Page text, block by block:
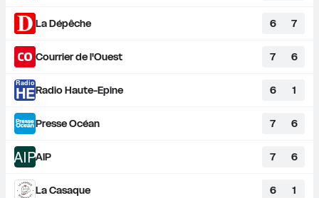
La Dépêche 6 7
Courrier de l'Ouest 7 6
Radio
HERadio Haute-Epine 6 1
Presse Océan 7 6
AIPAIP 7 6
La Casaque 6 1